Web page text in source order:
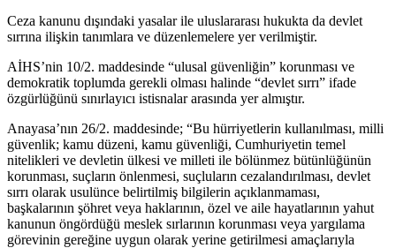
Ceza kanunu dışındaki yasalar ile uluslararası hukukta da devlet
sırrına ilişkin tanımlara ve düzenlemelere yer verilmiştir.
AİHS’nin 10/2. maddesinde “ulusal güvenliğin” korunması ve
demokratik toplumda gerekli olması halinde “devlet sırrı” ifade
özgürlüğünü sınırlayıcı istisnalar arasında yer almıştır.
Anayasa’nın 26/2. maddesinde; “Bu hürriyetlerin kullanılması, milli
güvenlik; kamu düzeni, kamu güvenliği, Cumhuriyetin temel
nitelikleri ve devletin ülkesi ve milleti ile bölünmez bütünlüğünün
korunması, suçların önlenmesi, suçluların cezalandırılması, devlet
sırrı olarak usulünce belirtilmiş bilgilerin açıklanmaması,
başkalarının şöhret veya haklarının, özel ve aile hayatlarının yahut
kanunun öngördüğü meslek sırlarının korunması veya yargılama
görevinin gereğine uygun olarak yerine getirilmesi amaçlarıyla